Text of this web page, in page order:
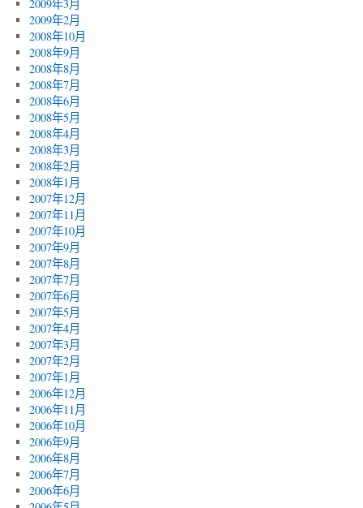
2009年3月
2009年2月
2008年10月
2008年9月
2008年8月
2008年7月
2008年6月
2008年5月
2008年4月
2008年3月
2008年2月
2008年1月
2007年12月
2007年11月
2007年10月
2007年9月
2007年8月
2007年7月
2007年6月
2007年5月
2007年4月
2007年3月
2007年2月
2007年1月
2006年12月
2006年11月
2006年10月
2006年9月
2006年8月
2006年7月
2006年6月